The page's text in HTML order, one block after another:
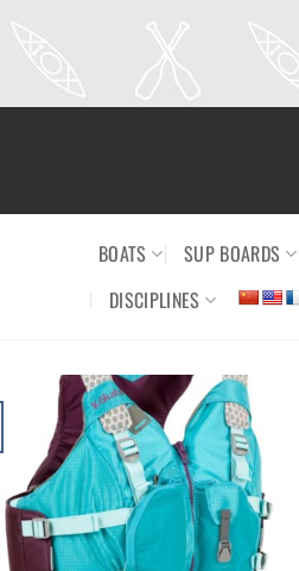
BOATS SUP BOARDS
DISCIPLINES